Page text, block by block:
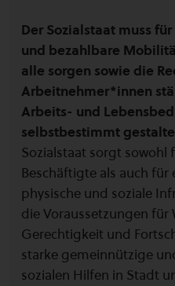
Der Sozialstaat muss
und bezahlbare
alle sorgen sowie die
Arbeitnehmer*innen
Arbeits- und
selbstbestimmt
Sozialstaat sorgt
Beschäftigte als auch
physische und soziale
die Voraussetzungen für
Gerechtigkeit und
starke gemeinnützige
sozialen Hilfen in Stadt